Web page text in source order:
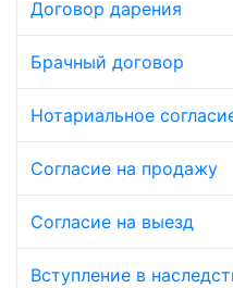
Договор дарения
Брачный договор
Нотариальное
Согласие на продажу
Согласие на выезд
Вступление в